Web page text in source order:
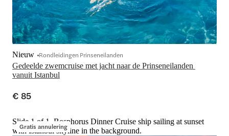
Gedeelde zwemcruise met jacht naar de Prinseneilanden
vanuit Istanbul
Nieuw Rondleidingen Prinseneilanden
€ 85
Gratis annulering
Slide 1 of 1, Bosphorus Dinner Cruise ship sailing at sunset
with Istanbul skyline in the background.